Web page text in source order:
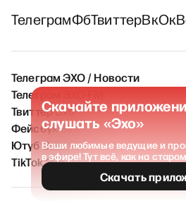
ТелеграмФбТвиттерВкОк
Скачайте
слушать «Эхо»
Ваши любимые ведущие и
в эфире! Тут всё, как на
Скачать
Телеграм ЭХО / Новости
Телеграм ЭХО FM
Твиттер Эха
Фейсбук Эха
Ютуб Эха
TikTok Эха